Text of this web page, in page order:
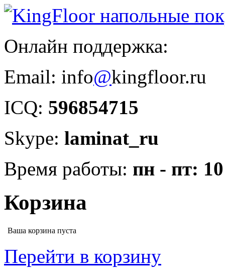
Онлайн поддержка:
Email: info@kingfloor.ru
ICQ: 596854715
Skype: laminat_ru
Время работы: пн - пт:
Корзина
Ваша корзина пуста
Перейти в корзину